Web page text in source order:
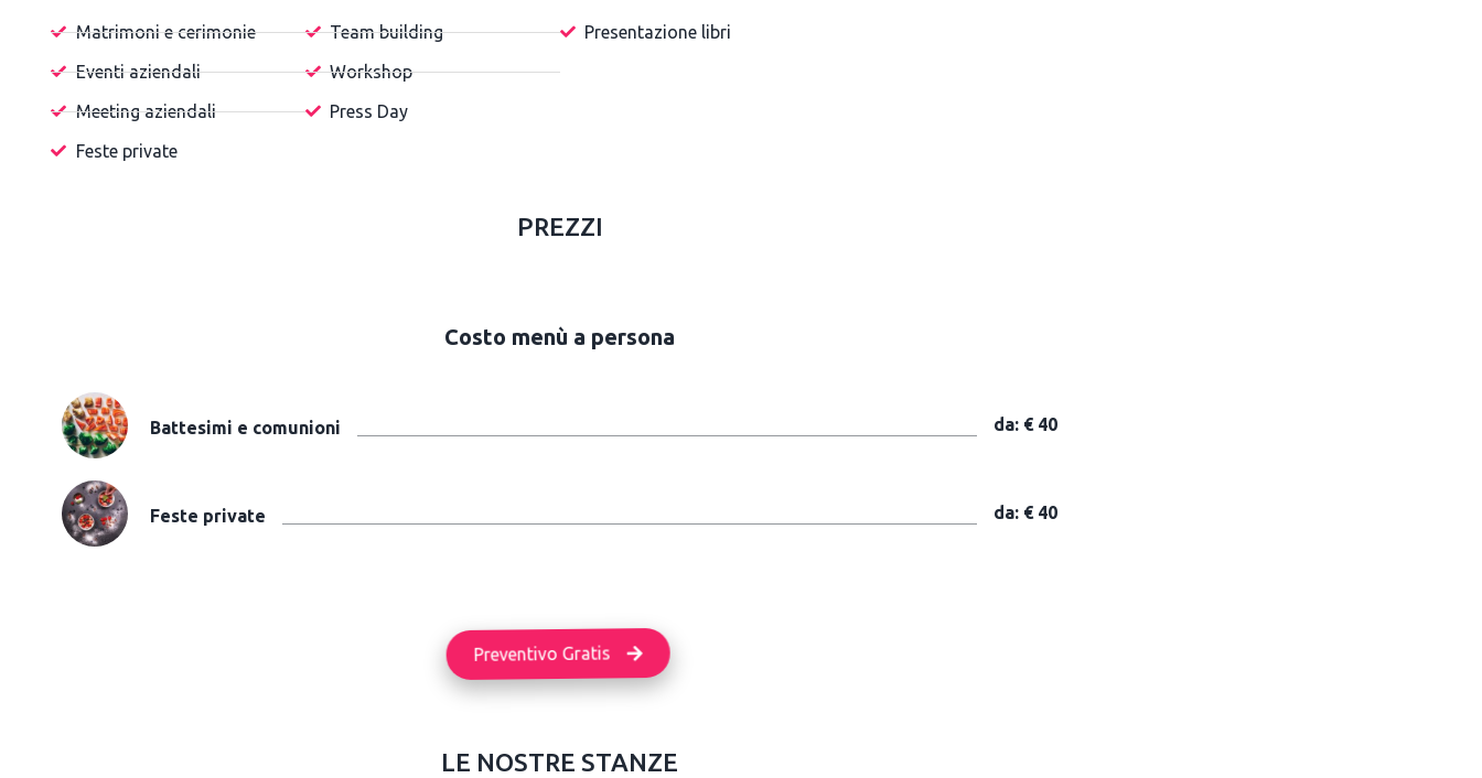
Matrimoni e cerimonie
Eventi aziendali
Meeting aziendali
Feste private
Team building
Workshop
Press Day
Presentazione libri
PREZZI
Costo menù a persona
Battesimi e comunioni da: € 40
Feste private da: € 40
Preventivo Gratis
LE NOSTRE STANZE